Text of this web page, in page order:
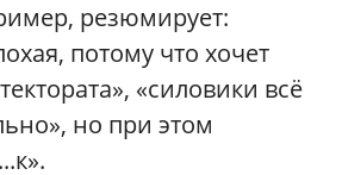
резюмирует:
потому что хочет
«силовики всё
но при этом